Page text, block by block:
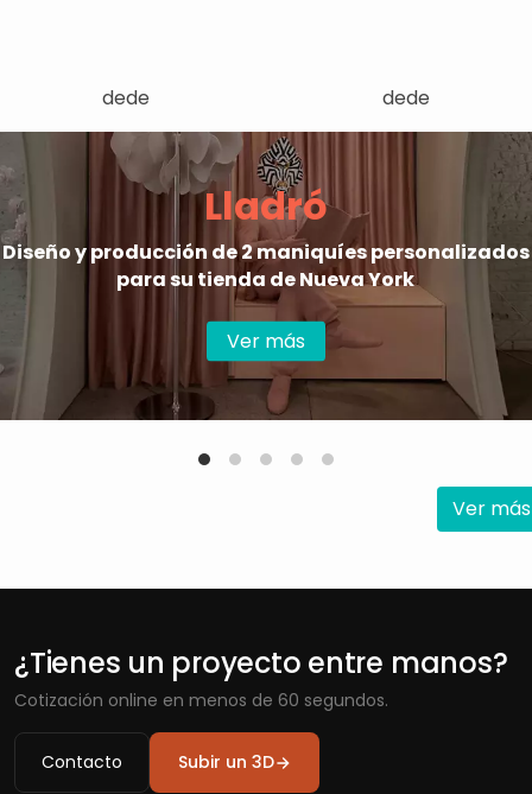
dede dede
Lladró
Diseño y producción de 2 maniquíes personalizados
para su tienda de Nueva York
Ver más
Ver más
¿Tienes un proyecto entre manos?
Cotización online en menos de 60 segundos.
Contacto Subir un 3D